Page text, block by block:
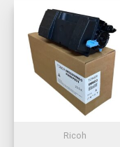
Ricoh